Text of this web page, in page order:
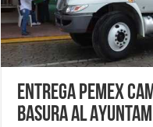
Entrega Pemex
basura al